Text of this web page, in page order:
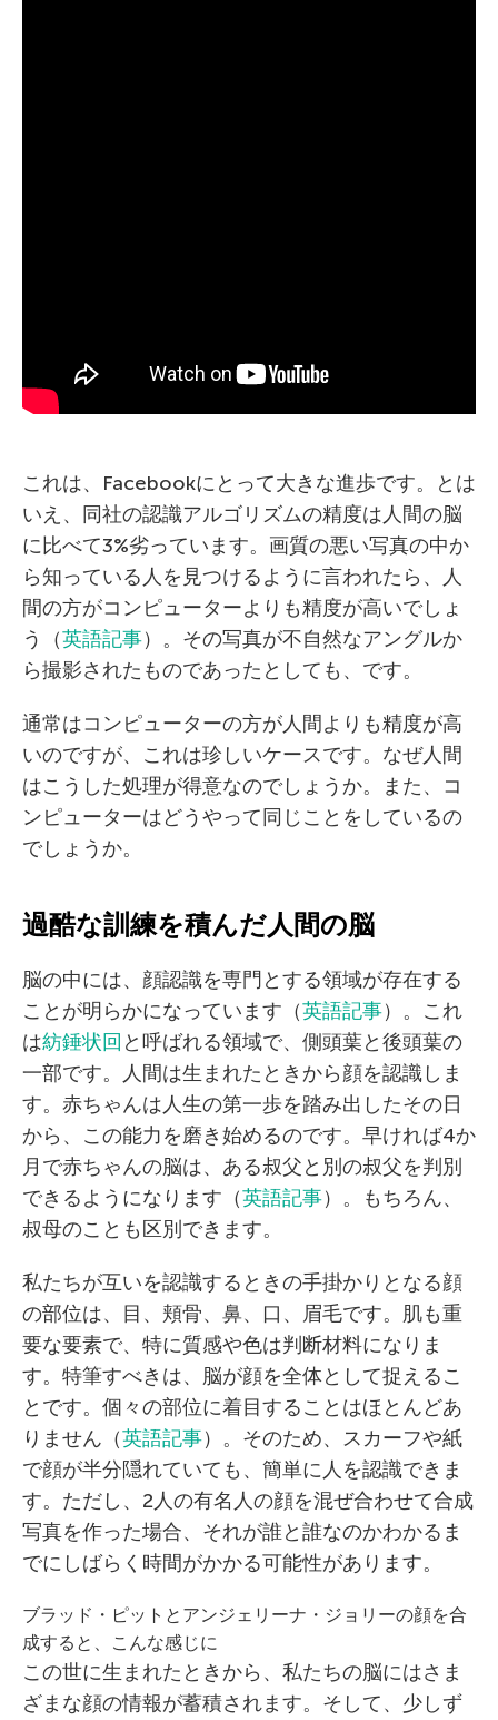
これは、Facebookにとって大きな進歩です。とは
いえ、同社の認識アルゴリズムの精度は人間の脳
に比べて3%劣っています。画質の悪い写真の中か
ら知っている人を見つけるように言われたら、人
間の方がコンピューターよりも精度が高いでしょ
う（英語記事）。その写真が不自然なアングルか
ら撮影されたものであったとしても、です。
通常はコンピューターの方が人間よりも精度が高
いのですが、これは珍しいケースです。なぜ人間
はこうした処理が得意なのでしょうか。また、コ
ンピューターはどうやって同じことをしているの
でしょうか。
過酷な訓練を積んだ人間の脳
脳の中には、顔認識を専門とする領域が存在する
ことが明らかになっています（英語記事）。これ
は紡錘状回 と呼ばれる領域で、側頭葉と後頭葉の
一部です。人間は生まれたときから顔を認識しま
す。赤ちゃんは人生の第一歩を踏み出したその日
から、この能力を磨き始めるのです。早ければ4か
月で赤ちゃんの脳は、ある叔父と別の叔父を判別
できるようになります（英語記事）。もちろん、
叔母のことも区別できます。
私たちが互いを認識するときの手掛かりとなる顔
の部位は、目、頬骨、鼻、口、眉毛です。肌も重
要な要素で、特に質感や色は判断材料になりま
す。特筆すべきは、脳が顔を全体として捉えるこ
とです。個々の部位に着目することはほとんどあ
りません（英語記事）。そのため、スカーフや紙
で顔が半分隠れていても、簡単に人を認識できま
す。ただし、2人の有名人の顔を混ぜ合わせて合成
写真を作った場合、それが誰と誰なのかわかるま
でにしばらく時間がかかる可能性があります。
ブラッド・ピットとアンジェリーナ・ジョリーの顔を合
成すると、こんな感じに
この世に生まれたときから、私たちの脳にはさま
ざまな顔の情報が蓄積されます。そして、少しず